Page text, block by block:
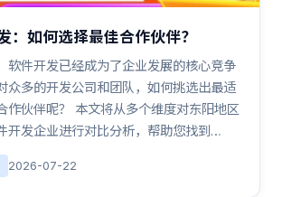
：如何选择最佳合作伙伴？
软件开发已经成为了企业发展的核心竞争
众多的开发公司和团队，如何挑选出最适
作伙伴呢？ 本文将从多个维度对东阳地区
开发企业进行对比分析，帮助您找到…
2026-07-22